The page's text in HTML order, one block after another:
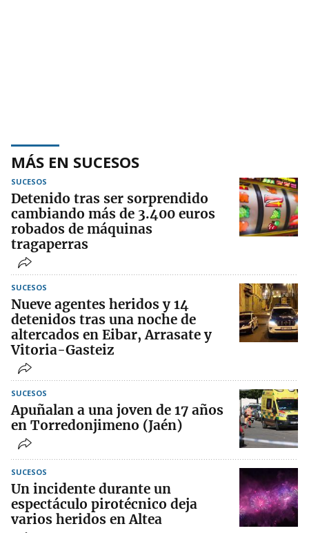
MÁS EN SUCESOS
SUCESOS
Detenido tras ser sorprendido
cambiando más de 3.400 euros
robados de máquinas
tragaperras
SUCESOS
Nueve agentes heridos y 14
detenidos tras una noche de
altercados en Eibar, Arrasate y
Vitoria-Gasteiz
SUCESOS
Apuñalan a una joven de 17 años
en Torredonjimeno (Jaén)
SUCESOS
Un incidente durante un
espectáculo pirotécnico deja
varios heridos en Altea